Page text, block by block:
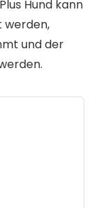
Hund kann
werden,
und der